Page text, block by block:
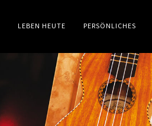
LEBEN HEUTE PERSÖNLICHES